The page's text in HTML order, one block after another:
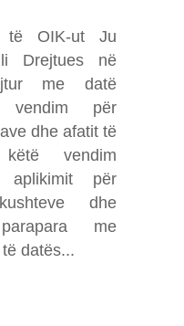
të OIK-ut Ju
Drejtues në
me datë
vendim për
dhe afatit të
vendim
për
dhe
me
datës